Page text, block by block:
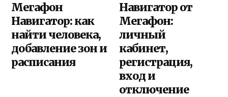
Мегафон
Навигатор: как
найти человека,
добавление зон и
расписания
Навигатор от
Мегафон:
личный
кабинет,
регистрация,
вход и
отключение